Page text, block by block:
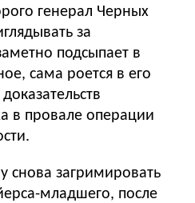
генерал Черных
за
подсыпает в
сама роется в его
в провале операции
снова загримировать
младшего, после